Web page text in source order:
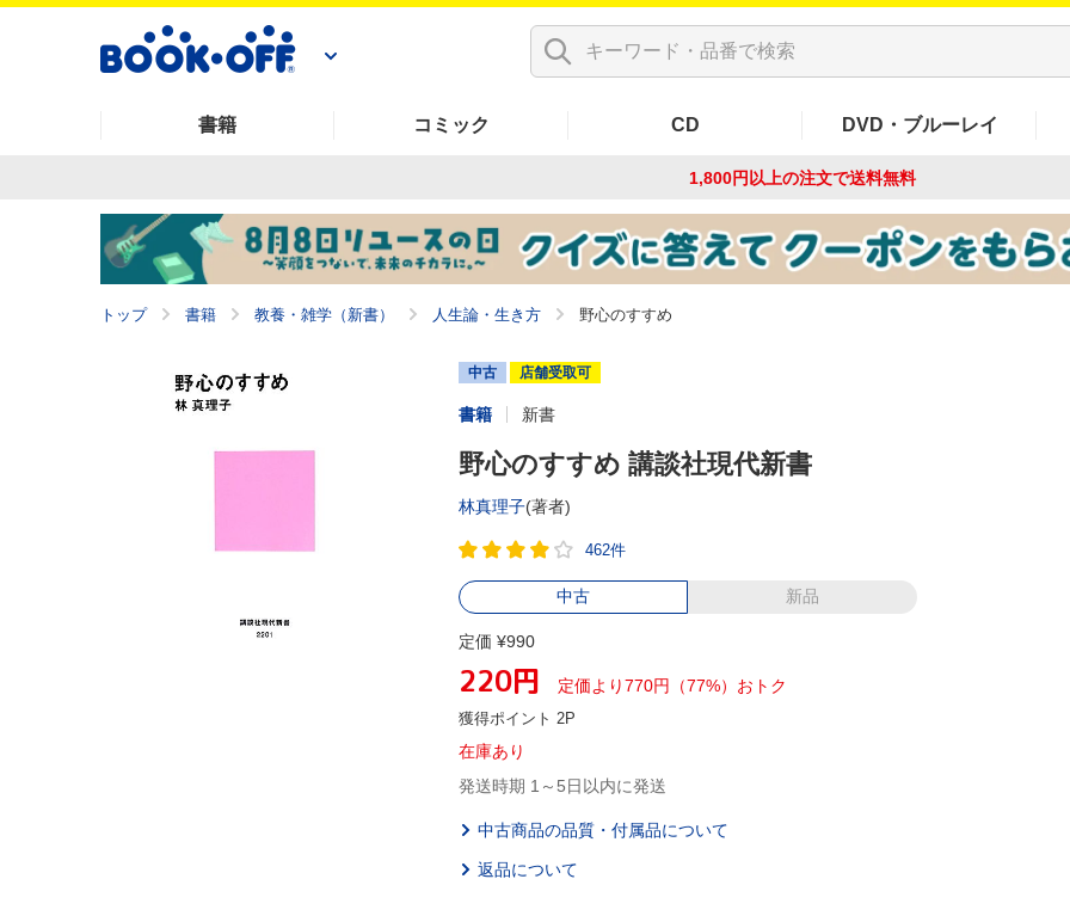
書籍 コミック CD DVD・ブルーレイ
1,800円以上の注文で送料無料
トップ 書籍 教養・雑学（新書） 人生論・生き方 野心のすすめ
中古 店舗受取可
書籍 新書
野心のすすめ 講談社現代新書
林真理子(著者)
462件
中古 新品
定価 ¥990
220円 定価より770円（77%）おトク
獲得ポイント 2P
在庫あり
発送時期 1～5日以内に発送
中古商品の品質・付属品について
返品について